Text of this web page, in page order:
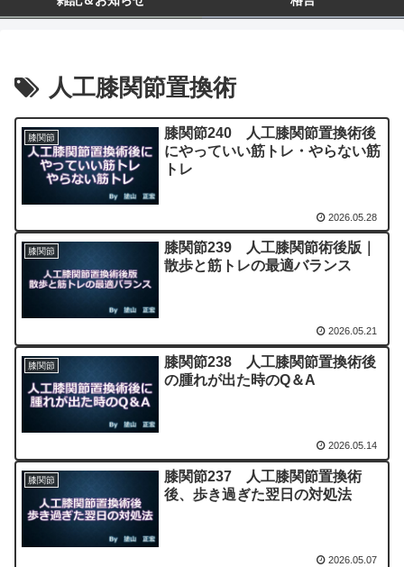
人工膝関節置換術
膝関節
膝関節240 人工膝関節置換術後
にやっていい筋トレ・やらない筋
トレ
2026.05.28
膝関節
膝関節239 人工膝関節術後版｜
散歩と筋トレの最適バランス
2026.05.21
膝関節
膝関節238 人工膝関節置換術後
の腫れが出た時のQ＆A
2026.05.14
膝関節
膝関節237 人工膝関節置換術
後、歩き過ぎた翌日の対処法
2026.05.07